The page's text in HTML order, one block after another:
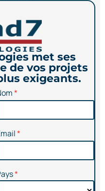
met ses
de vos projets
exigeants.